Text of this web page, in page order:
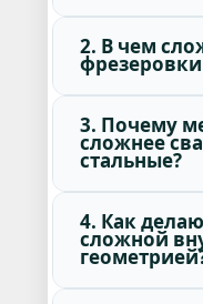
2. В чем
3. Почему
сложнее
стальные?
4. Как
сложной